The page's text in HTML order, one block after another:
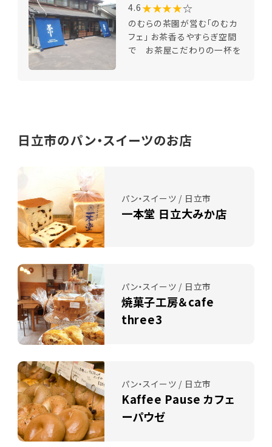
4.6 ★★★★☆
のむらの茶園が営む「のむカ
フェ」 お茶香るやすらぎ空間
で お茶屋こだわりの一杯を
日立市のパン・スイーツのお店
パン・スイーツ / 日立市
一本堂 日立大みか店
パン・スイーツ / 日立市
焼菓子工房＆cafe
three3
パン・スイーツ / 日立市
Kaffee Pause カフェ
ーパウゼ